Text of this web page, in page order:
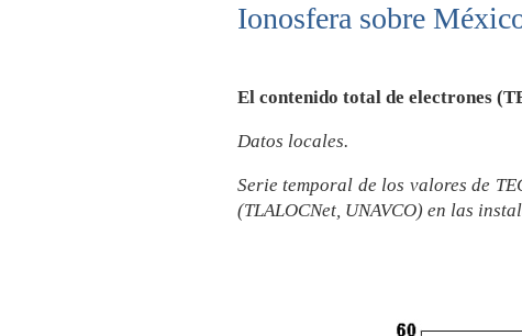
Ionosfera sobre
El contenido total de electrones
Datos locales.
Serie temporal de los valores de
(TLALOCNet, UNAVCO) en las